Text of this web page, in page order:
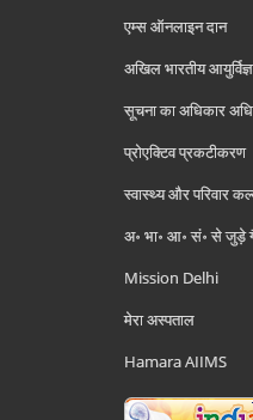
एम्स ऑनलाइन दान
अखिल भारतीय
सूचना का अधिकार
प्रोएक्टिव प्रकटीकरण
स्वास्थ्य और परिवार
अ॰ भा॰ आ॰ सं॰ से जुड़े
Mission Delhi
मेरा अस्पताल
Hamara AIIMS